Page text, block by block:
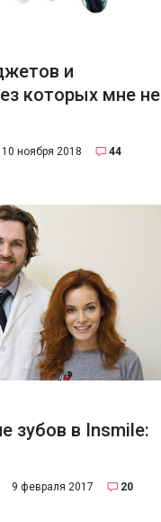
и
которых мне не
10 ноября 2018 44
зубов в Insmile:
9 февраля 2017 20